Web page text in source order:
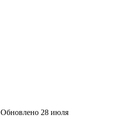
Обновлено 28 июля